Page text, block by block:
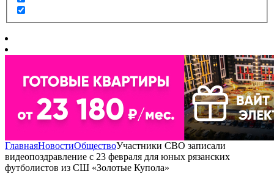
ГлавнаяНовостиОбществоУчастники СВО записали
видеопоздравление с 23 февраля для юных рязанских
футболистов из СШ «Золотые Купола»